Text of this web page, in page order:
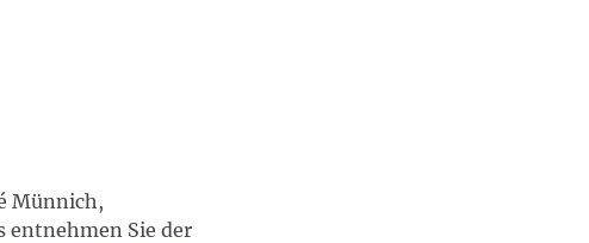
Münnich,
entnehmen Sie der